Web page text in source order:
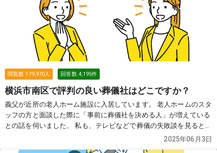
閲覧数 179,970人 回答数 4,195件
横浜市南区で評判の良い葬儀社はどこですか？
義父が近所の老人ホーム施設に入居しています。 老人ホームのスタ
ッフの方と面談した際に「事前に葬儀社を決める人」が増えている
との話を伺いました。 私も、テレビなどで葬儀の失敗談を見ると、
事前に葬儀社を把握していた方がいいのかな？と思って、色々調べ
2025年06月3日